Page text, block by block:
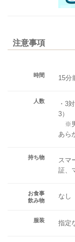
注意事項
時間 15分
人数
・3
3）
※男
あら
持ち物
スマ
証、
お食事
飲み物
なし
服装 指定